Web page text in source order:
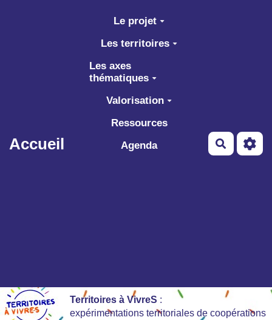
Aller au contenu principal
Accueil
Le projet
Les territoires
Les axes
thématiques
Valorisation
Ressources
Agenda
Territoires à VivreS :
expérimentations territoriales de coopérations